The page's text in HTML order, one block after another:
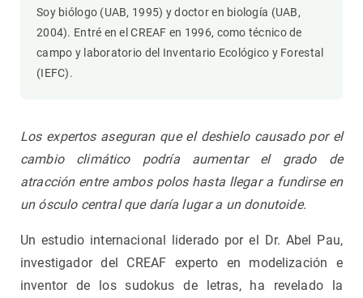
Soy biólogo (UAB, 1995) y doctor en biología (UAB,
2004). Entré en el CREAF en 1996, como técnico de
campo y laboratorio del Inventario Ecológico y Forestal
(IEFC).
Los expertos aseguran que el deshielo causado por el
cambio climático podría aumentar el grado de
atracción entre ambos polos hasta llegar a fundirse en
un ósculo central que daría lugar a un donutoide.
Un estudio internacional liderado por el Dr. Abel Pau,
investigador del CREAF experto en modelización e
inventor de los sudokus de letras, ha revelado la